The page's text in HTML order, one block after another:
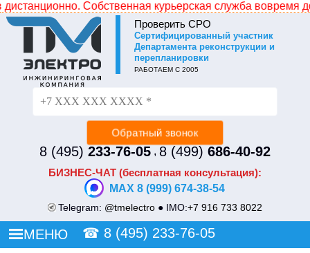
Собственная курьерская служба вовремя
Проверить СРО
Cертифицированный участник
Департамента реконструкции и
перепланировки
РАБОТАЕМ С 2005
8 (495) 233-76-05, 8 (499) 686-40-92
БИЗНЕС-ЧАТ (бесплатная консультация):
MAX 8 (999) 674-38-54
Telegram: @tmelectro ● IMO:+7 916 733 8022
☎ 8 (495) 233-76-05
МЕНЮ
Не уходите без СКИДКИ!
Просто оставьте свой номер и наш менеджер
перезвонит и сделает Вам индивидуальное ценовое